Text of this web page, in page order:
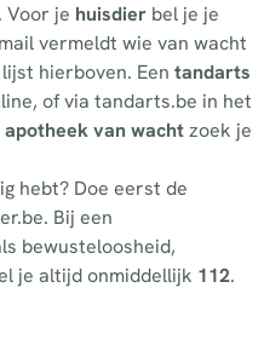
Voor je huisdier bel je je
vermeldt wie van wacht
hierboven. Een tandarts
of via tandarts.be in het
apotheek van wachtzoek je
hebt? Doe eerst de
Bij een
bewusteloosheid,
je altijd onmiddellijk 112.